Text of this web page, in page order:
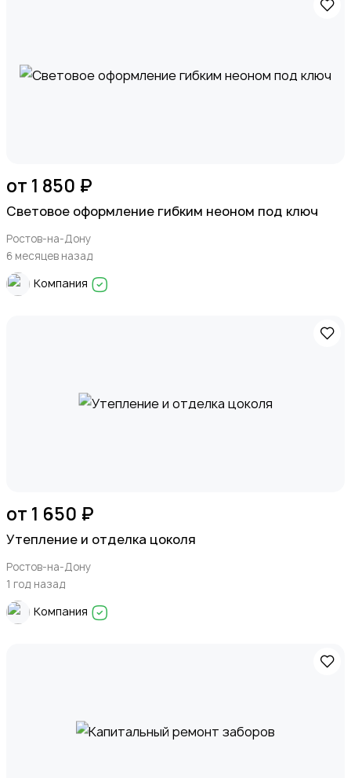
от 1 850 ₽
Световое оформление гибким неоном под ключ
Ростов-на-Дону
6 месяцев назад
Компания
от 1 650 ₽
Утепление и отделка цоколя
Ростов-на-Дону
1 год назад
Компания